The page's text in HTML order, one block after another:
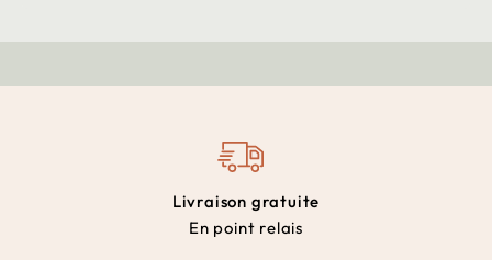
Livraison gratuite
En point relais